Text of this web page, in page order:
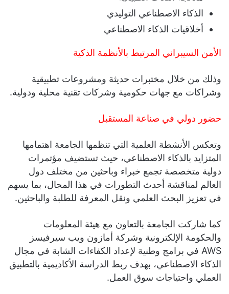
الذكاء الاصطناعي التوليدي
أخلاقيات الذكاء الاصطناعي
الأمن السيبراني المرتبط بالأنظمة الذكية
وذلك من خلال مختبرات حديثة ومشروعات تطبيقية
وشراكات مع جهات حكومية وشركات تقنية محلية ودولية.
حضور دولي في صناعة المستقبل
وتعكس الأنشطة العلمية التي تنظمها الجامعة اهتمامها
المتزايد بالذكاء الاصطناعي، حيث تستضيف مؤتمرات
دولية متخصصة تجمع خبراء وباحثين من مختلف دول
العالم لمناقشة أحدث التطورات في هذا المجال، بما يسهم
في تعزيز البحث العلمي ونقل المعرفة للطلبة والباحثين.
كما شاركت الجامعة بالتعاون مع هيئة المعلومات
والحكومة الإلكترونية وشركة أمازون ويب سيرفيسز
AWS في برامج وطنية لإعداد الكفاءات الشابة في مجال
الذكاء الاصطناعي، بهدف ربط الدراسة الأكاديمية بالتطبيق
العملي واحتياجات سوق العمل.